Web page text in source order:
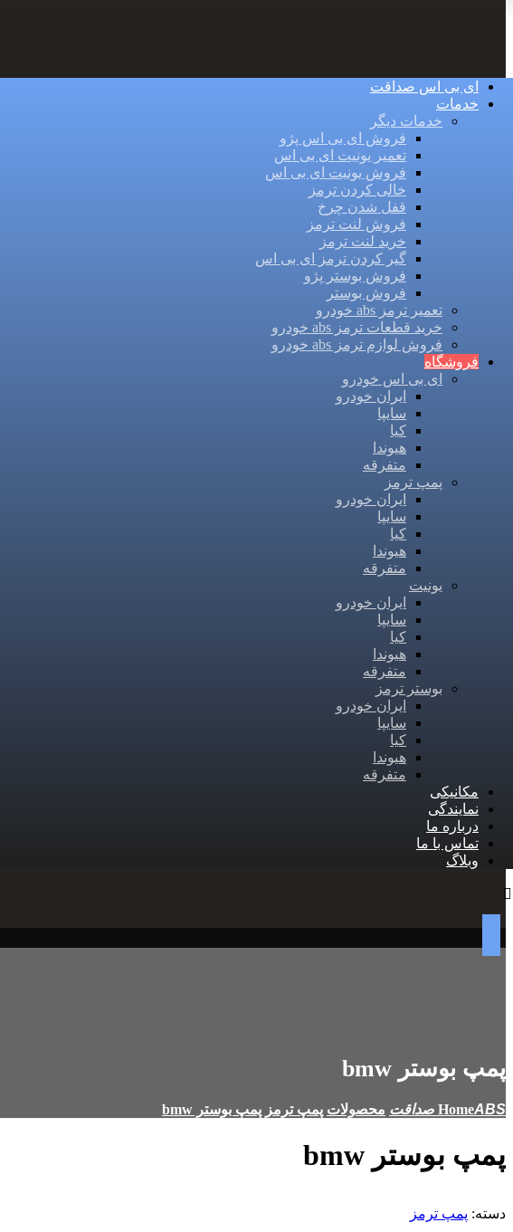
ای بی اس صداقت
خدمات
خدمات دیگر
فروش ای بی اس پژو
تعمیر یونیت ای بی اس
فروش یونیت ای بی اس
خالی کردن ترمز
قفل شدن چرخ
فروش لنت ترمز
خرید لنت ترمز
گیر کردن ترمز ای بی اس
فروش بوستر پژو
فروش بوستر
تعمیر ترمز abs خودرو
خرید قطعات ترمز abs خودرو
فروش لوازم ترمز abs خودرو
فروشگاه
ای بی اس خودرو
ایران خودرو
سایپا
کیا
هیوندا
متفرقه
پمپ ترمز
ایران خودرو
سایپا
کیا
هیوندا
متفرقه
یونیت
ایران خودرو
سایپا
کیا
هیوندا
متفرقه
بوستر ترمز
ایران خودرو
سایپا
کیا
هیوندا
متفرقه
مکانیکی
نمایندگی
درباره ما
تماس با ما
وبلاگ
پمپ بوستر bmw
Home محصولات پمپ ترمز پمپ بوستر bmw
پمپ بوستر bmw
دسته: پمپ ترمز